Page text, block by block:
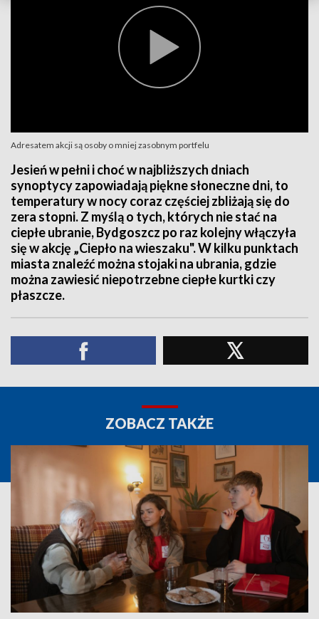
Adresatem akcji są osoby o mniej zasobnym portfelu
Jesień w pełni i choć w najbliższych dniach
synoptycy zapowiadają piękne słoneczne dni, to
temperatury w nocy coraz częściej zbliżają się do
zera stopni. Z myślą o tych, których nie stać na
ciepłe ubranie, Bydgoszcz po raz kolejny włączyła
się w akcję „Ciepło na wieszaku". W kilku punktach
miasta znaleźć można stojaki na ubrania, gdzie
można zawiesić niepotrzebne ciepłe kurtki czy
płaszcze.
ZOBACZ TAKŻE